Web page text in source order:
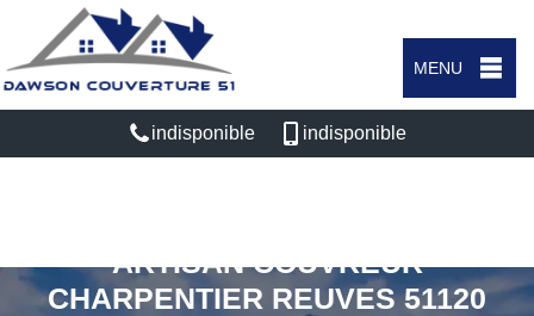
MENU
indisponible indisponible
ARTISAN COUVREUR
CHARPENTIER REUVES 51120